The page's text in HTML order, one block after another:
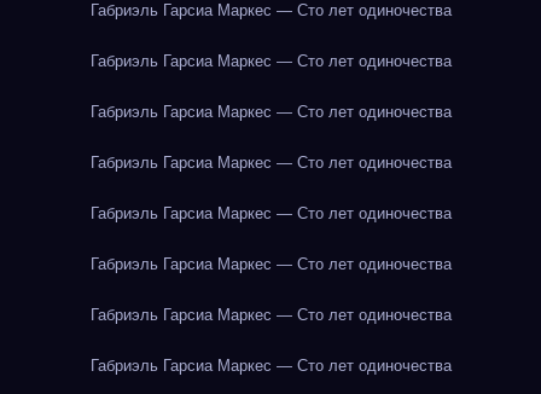
Габриэль Гарсиа Маркес — Сто лет одиночества
Габриэль Гарсиа Маркес — Сто лет одиночества
Габриэль Гарсиа Маркес — Сто лет одиночества
Габриэль Гарсиа Маркес — Сто лет одиночества
Габриэль Гарсиа Маркес — Сто лет одиночества
Габриэль Гарсиа Маркес — Сто лет одиночества
Габриэль Гарсиа Маркес — Сто лет одиночества
Габриэль Гарсиа Маркес — Сто лет одиночества